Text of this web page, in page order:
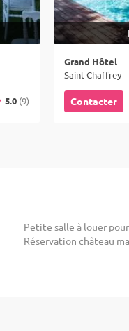
5.0 (9)
Grand Hôtel
Saint-Chaffrey
Contacter
Petite salle à louer
Réservation château